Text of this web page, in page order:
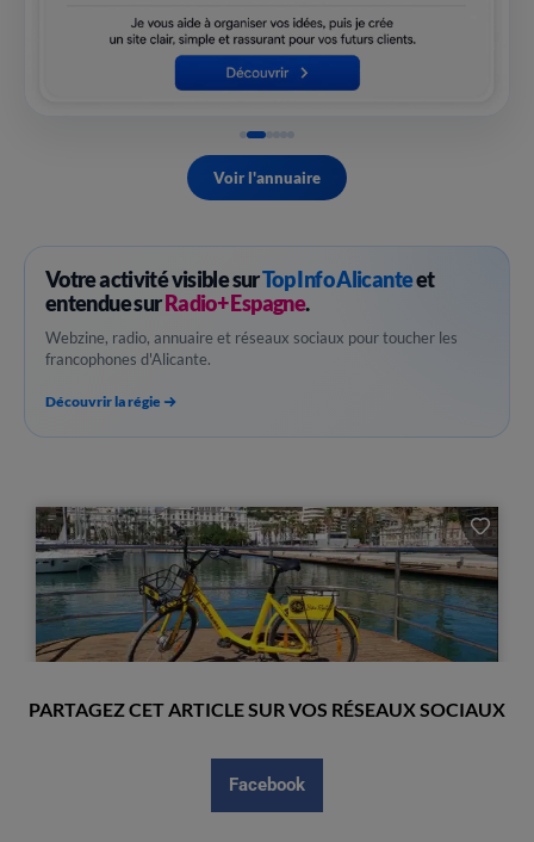
Voir l'annuaire
Votre activité visible surTop Info Alicanteet
entendue surRadio+ Espagne.
Webzine, radio, annuaire et réseaux sociaux pour toucher les
francophones d'Alicante.
Découvrir la régie
PARTAGEZ CET ARTICLE SUR VOS RÉSEAUX SOCIAUX
Facebook